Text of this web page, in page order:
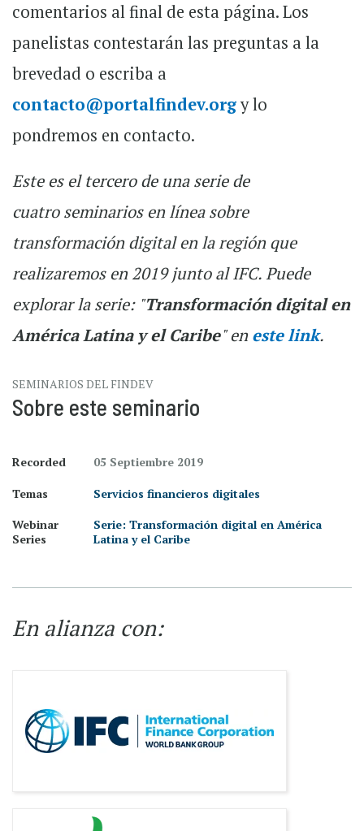
comentarios al final de esta página. Los
panelistas contestarán las preguntas a la
brevedad o escriba a
contacto@portalfindev.orgy lo
pondremos en contacto.
Este es el tercero de una serie de
cuatro seminarios en línea sobre
transformación digital en la región que
realizaremos en 2019 junto al IFC. ​Puede
explorar la serie: "Transformación digital en
América Latina y el Caribe" eneste link.
SEMINARIOS DEL FINDEV
Sobre este seminario
Recorded 05 Septiembre 2019
Temas
Servicios financieros digitales
Webinar
Series
Serie: Transformación digital en América
Latina y el Caribe
En alianza con: